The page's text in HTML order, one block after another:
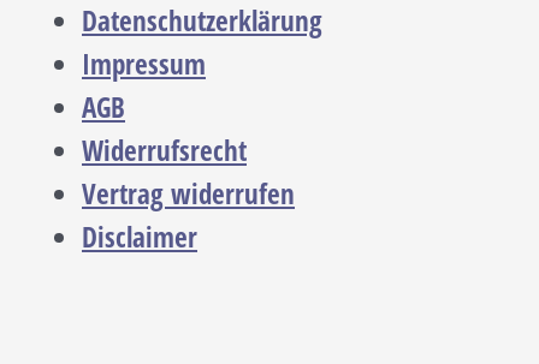
Datenschutzerklärung
Impressum
AGB
Widerrufsrecht
Vertrag widerrufen
Disclaimer